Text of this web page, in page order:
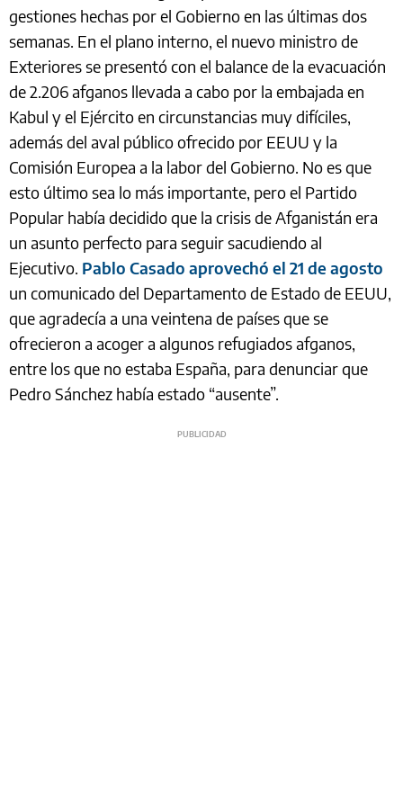
gestiones hechas por el Gobierno en las últimas dos
semanas. En el plano interno, el nuevo ministro de
Exteriores se presentó con el balance de la evacuación
de 2.206 afganos llevada a cabo por la embajada en
Kabul y el Ejército en circunstancias muy difíciles,
además del aval público ofrecido por EEUU y la
Comisión Europea a la labor del Gobierno. No es que
esto último sea lo más importante, pero el Partido
Popular había decidido que la crisis de Afganistán era
un asunto perfecto para seguir sacudiendo al
Ejecutivo. Pablo Casado aprovechó el 21 de agosto
un comunicado del Departamento de Estado de EEUU,
que agradecía a una veintena de países que se
ofrecieron a acoger a algunos refugiados afganos,
entre los que no estaba España, para denunciar que
Pedro Sánchez había estado “ausente”.